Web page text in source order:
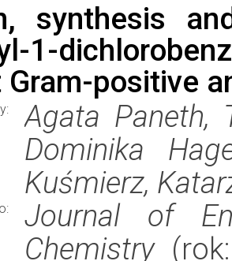
synthesis
1-
Gram-positive
Agata Paneth,
Dominika
Kuśmierz,
Journal of
Chemistry(rok: